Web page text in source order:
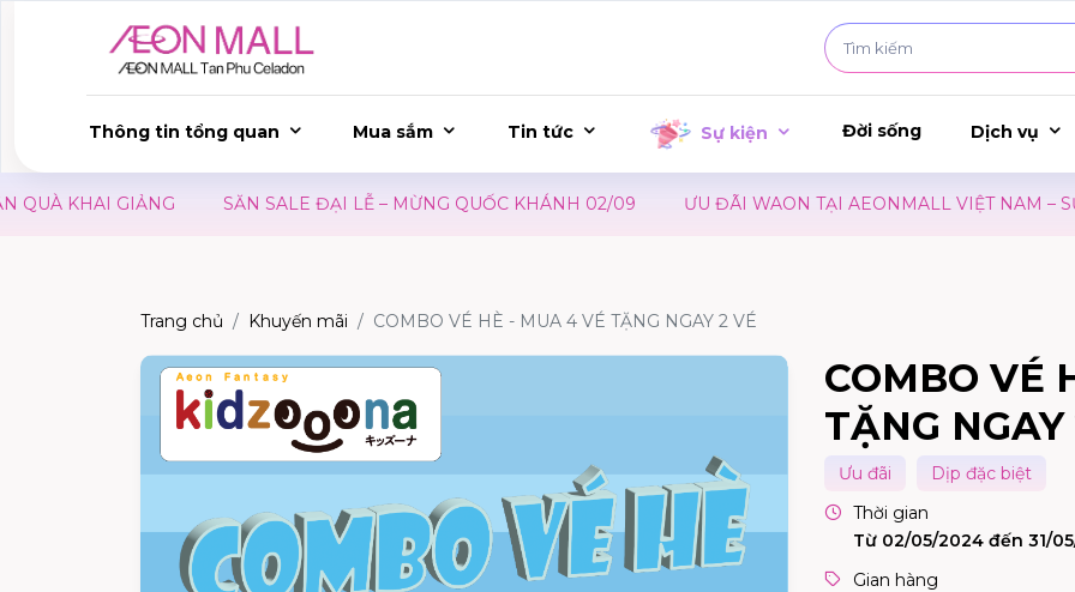
Thông tin tổng quan Mua sắm Tin tức Sự kiện Đời sống Dịch vụ
KHAI GIẢNG SĂN SALE ĐẠI LỄ – MỪNG QUỐC KHÁNH 02/09 ƯU ĐÃI WAON TẠI AEONMALL VIỆT NAM – SỰ
Trang chủ Khuyến mãi COMBO VÉ HÈ - MUA 4 VÉ TẶNG NGAY 2 VÉ
COMBO VÉ
TẶNG NGAY
Ưu đãi
Dịp đặc biệt
Thời gian
Từ 02/05/2024 đến 31/
Gian hàng